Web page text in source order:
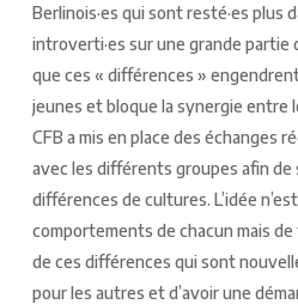
Berlinois·es qui sont resté·es plus
introverti·es sur une grande partie
que ces « différences »
jeunes et bloque la synergie entre
CFB a mis en place des échanges
avec les différents groupes afin de
différences de cultures. L’idée
comportements de chacun mais
de ces différences qui sont
pour les autres et d’avoir une